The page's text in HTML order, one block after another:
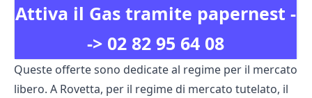
Attiva il Gas tramite papernest -
-> 02 82 95 64 08
Queste offerte sono dedicate al regime per il mercato
libero. A Rovetta, per il regime di mercato tutelato, il